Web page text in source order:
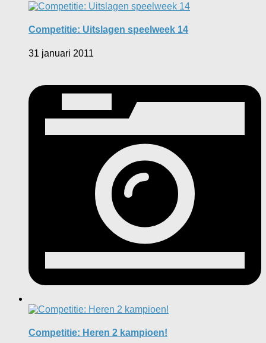
Competitie: Uitslagen speelweek 14
31 januari 2011
Competitie: Heren 2 kampioen!